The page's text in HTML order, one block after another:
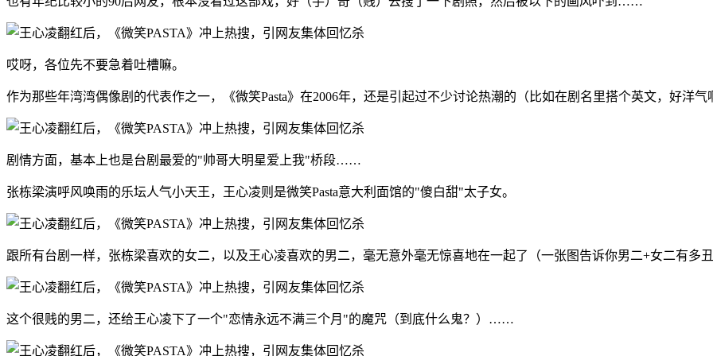
哎呀，各位先不要急着吐槽嘛。
作为那些年湾湾偶像剧的代表作之一，《微笑Pasta》在2006年，还是引起过不少讨论热潮的（比如在剧名里搭个英文，好洋气
剧情方面，基本上也是台剧最爱的"帅哥大明星爱上我"桥段……
张栋梁演呼风唤雨的乐坛人气小天王，王心凌则是微笑Pasta意大利面馆的"傻白甜"太子女。
跟所有台剧一样，张栋梁喜欢的女二，以及王心凌喜欢的男二，毫无意外毫无惊喜地在一起了（一张图告诉你男二+女二有
这个很贱的男二，还给王心凌下了一个"恋情永远不满三个月"的魔咒（到底什么鬼？）……